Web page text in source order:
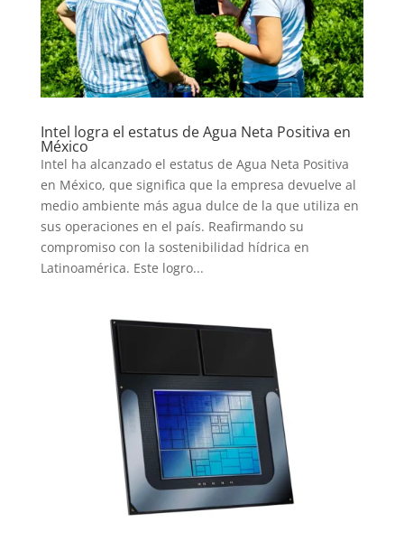
Intel logra el estatus de Agua Neta Positiva en
México
Intel ha alcanzado el estatus de Agua Neta Positiva
en México, que significa que la empresa devuelve al
medio ambiente más agua dulce de la que utiliza en
sus operaciones en el país. Reafirmando su
compromiso con la sostenibilidad hídrica en
Latinoamérica. Este logro...